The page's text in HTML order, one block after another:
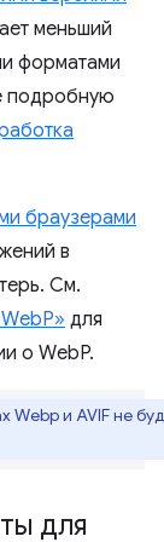
меньший
форматами
подробную
браузерами
в
См.
для
о WebP.
Webp и AVIF не
для